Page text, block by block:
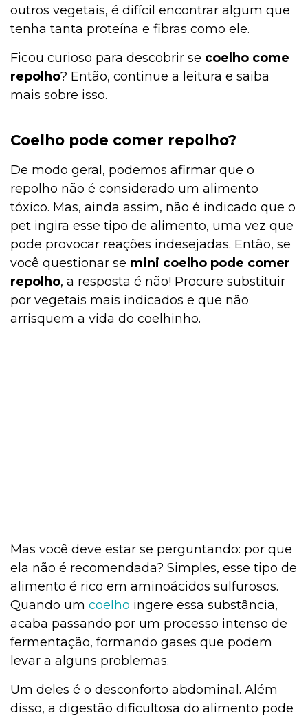
outros vegetais, é difícil encontrar algum que
tenha tanta proteína e fibras como ele.
Ficou curioso para descobrir se coelho come
repolho? Então, continue a leitura e saiba
mais sobre isso.
Coelho pode comer repolho?
De modo geral, podemos afirmar que o
repolho não é considerado um alimento
tóxico. Mas, ainda assim, não é indicado que o
pet ingira esse tipo de alimento, uma vez que
pode provocar reações indesejadas. Então, se
você questionar se mini coelho pode comer
repolho, a resposta é não! Procure substituir
por vegetais mais indicados e que não
arrisquem a vida do coelhinho.
Mas você deve estar se perguntando: por que
ela não é recomendada? Simples, esse tipo de
alimento é rico em aminoácidos sulfurosos.
Quando um coelho ingere essa substância,
acaba passando por um processo intenso de
fermentação, formando gases que podem
levar a alguns problemas.
Um deles é o desconforto abdominal. Além
disso, a digestão dificultosa do alimento pode